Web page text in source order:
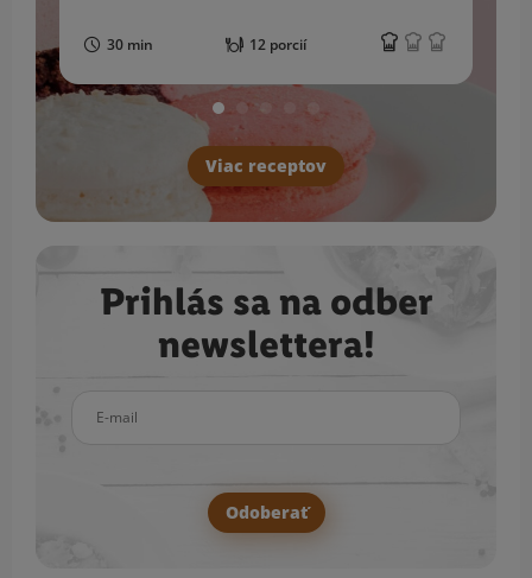
30 min 12 porcií
Viac receptov
Prihlás sa na odber
newslettera!
Odoberať